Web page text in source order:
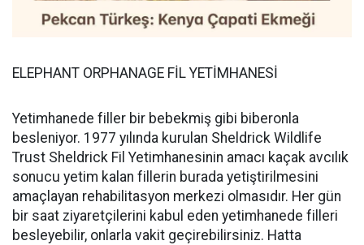
ELEPHANT ORPHANAGE FİL YETİMHANESİ
Yetimhanede filler bir bebekmiş gibi biberonla
besleniyor. 1977 yılında kurulan Sheldrick Wildlife
Trust Sheldrick Fil Yetimhanesinin amacı kaçak avcılık
sonucu yetim kalan fillerin burada yetiştirilmesini
amaçlayan rehabilitasyon merkezi olmasıdır. Her gün
bir saat ziyaretçilerini kabul eden yetimhanede filleri
besleyebilir, onlarla vakit geçirebilirsiniz. Hatta